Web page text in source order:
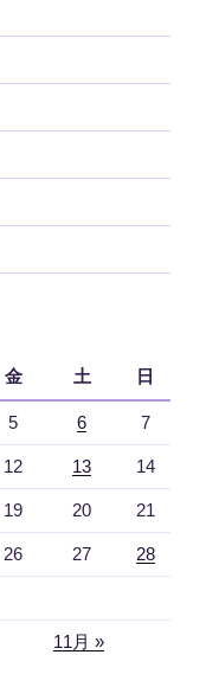
金 土 日
5 6 7
12 13 14
19 20 21
26 27 28
11月 »